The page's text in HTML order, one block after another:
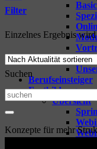
TGI
Berufseinsteiger
Fortbildungen
Übersicht
Filter
Einzelnes Ergebnis
Suchen
Suchen
nach:
Konzepte für mehr